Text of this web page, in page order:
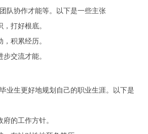
队协作才能等。以下是一些主张
，打好根底。
，积累经历。
步交流才能。
业生更好地规划自己的职业生涯。以下是
府的工作方针。